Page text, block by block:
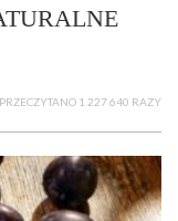
PRZECZYTANO 1 227 640 RAZY